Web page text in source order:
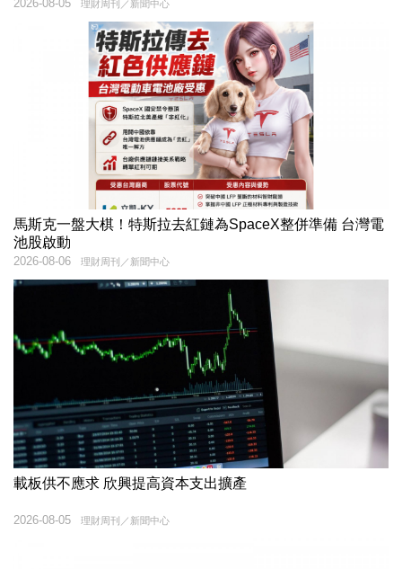
理財周刊／新聞中心
2026-08-05
馬斯克一盤大棋！特斯拉去紅鏈為SpaceX整併準備 台灣電
池股啟動
理財周刊／新聞中心
2026-08-06
載板供不應求 欣興提高資本支出擴產
理財周刊／新聞中心
2026-08-05